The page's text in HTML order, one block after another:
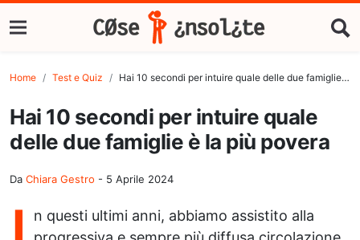
Home Test e Quiz Hai 10 secondi per intuire quale delle due famiglie è la più povera
Hai 10 secondi per intuire quale
delle due famiglie è la più povera
Da Chiara Gestro - 5 Aprile 2024
I
n questi ultimi anni, abbiamo assistito alla